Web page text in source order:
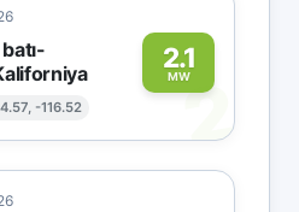
-116.52
2.1
MW2